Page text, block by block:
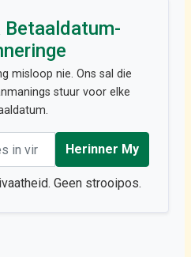
Betaaldatum-
misloop nie. Ons sal die
stuur voor elke
Herinner My
Geen strooipos.